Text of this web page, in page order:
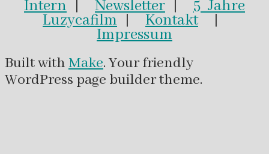
Intern | Newsletter | 5 Jahre
Luzycafilm | Kontakt|
Impressum
Built with Make. Your friendly
WordPress page builder theme.